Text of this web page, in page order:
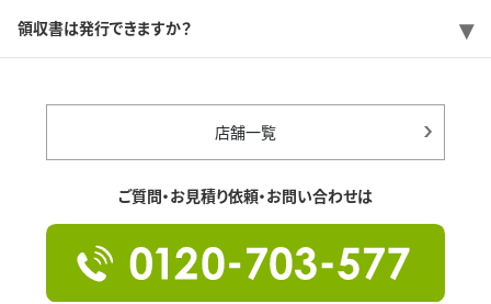
領収書は発行できますか？
店舗一覧
ご質問・お見積り依頼・お問い合わせは